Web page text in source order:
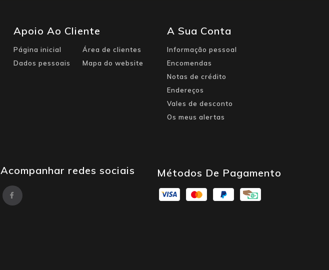
Apoio Ao Cliente
Página inicial
Área de clientes
Dados pessoais
Mapa do website
A Sua Conta
Informação pessoal
Encomendas
Notas de crédito
Endereços
Vales de desconto
Os meus alertas
Acompanhar redes sociais Métodos De Pagamento